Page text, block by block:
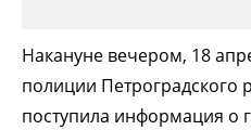
Накануне вечером, 18
полиции Петроградского
поступила информация о